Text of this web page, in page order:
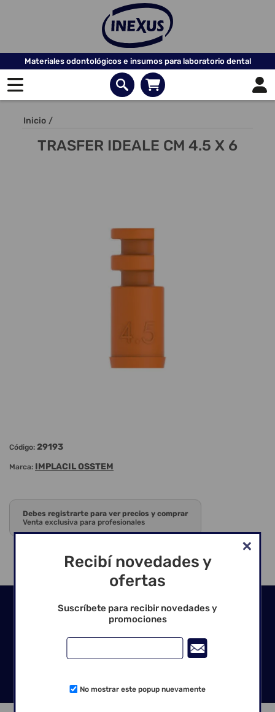
Materiales odontológicos e insumos para laboratorio dental
Inicio /
TRASFER IDEALE CM 4.5 X 6
Código: 29193
Marca: IMPLACIL OSSTEM
Debes registrarte para ver precios y comprar
Venta exclusiva para profesionales
Seguinos en las redes
Recibí novedades y
ofertas
Suscríbete para recibir novedades y
promociones
No mostrar este popup nuevamente